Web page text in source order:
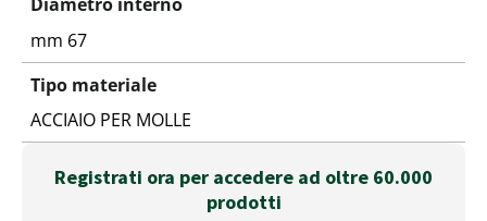
Diametro interno
mm 67
Tipo materiale
ACCIAIO PER MOLLE
Registrati ora per accedere ad oltre 60.000
prodotti